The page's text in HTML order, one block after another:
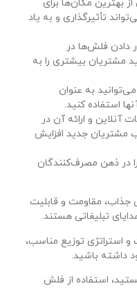
بهترین مکان‌ها برای
تأثیرگذاری و به یاد
دادن فلش‌ها در
مشتریان بیشتری را به
می‌توانید به عنوان
استفاده کنید.
آنلاین و ارائه آن در
مشتریان جدید افزایش
در ذهن مصرف‌کنندگان
مقاومت و قابلیت
تبلیغاتی هستند.
و استراتژی توزیع مناسب،
داشته باشید.
استفاده از فلش